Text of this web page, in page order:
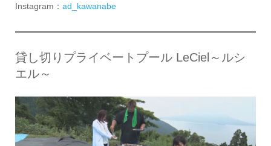
Instagram： ad_kawanabe
貸し切りプライベートプール LeCiel～ルシ
エル～